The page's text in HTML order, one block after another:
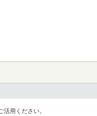
活用ください。